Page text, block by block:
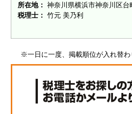
所在地： 神奈川県横浜市神奈川区台
税理士： 竹元 美乃利
※一日に一度、掲載順位が入れ替わ